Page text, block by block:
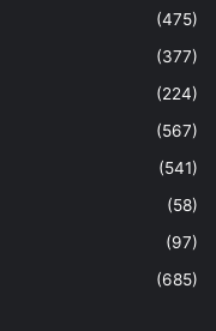
(475)
(377)
(224)
(567)
(541)
(58)
(97)
(685)